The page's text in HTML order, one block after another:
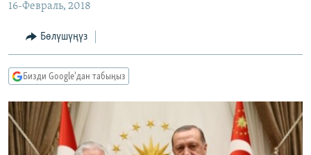
ЭКОНОМИКА
МАДАНИЯТ
БОРБОР АЗИЯ
АТАЙЫН ИЛИКТӨӨ
ТВ ПРОГРАММАЛАР
ЭКСПЕРТТЕР ТАЛДАЙТ
БИЗ ЖАНА ДҮЙНӨ
ДАНИСТЕ
ӨЗГӨЧӨ ПИКИР
Русский
16-Февраль, 2018
Бөлүшүңүз
Бизди Google'дан табыңыз